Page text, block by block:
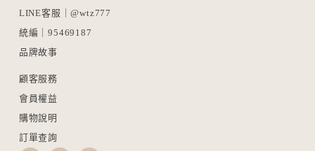
LINE客服｜@wtz777
統編｜95469187
品牌故事
顧客服務
會員權益
購物說明
訂單查詢